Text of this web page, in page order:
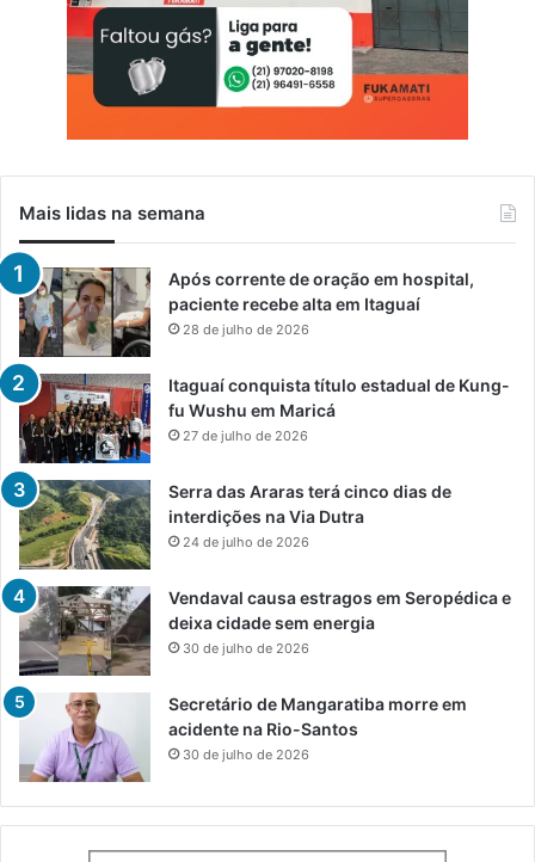
Mais lidas na semana
Após corrente de oração em hospital,
paciente recebe alta em Itaguaí
28 de julho de 2026
Itaguaí conquista título estadual de Kung-
fu Wushu em Maricá
27 de julho de 2026
Serra das Araras terá cinco dias de
interdições na Via Dutra
24 de julho de 2026
Vendaval causa estragos em Seropédica e
deixa cidade sem energia
30 de julho de 2026
Secretário de Mangaratiba morre em
acidente na Rio-Santos
30 de julho de 2026